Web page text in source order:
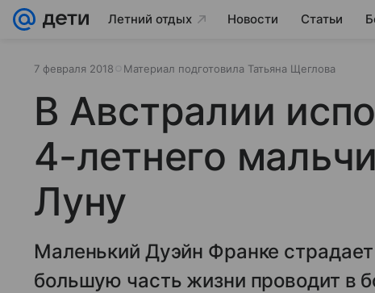
Летний отдых Новости Статьи
7 февраля 2018 Материал подготовила Татьяна Щеглова
В Австралии
4-летнего
Луну
Маленький Дуэйн Франке
большую часть жизни проводит в